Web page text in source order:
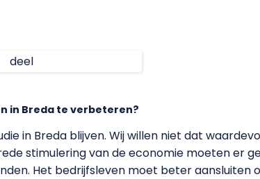
deel
in Breda te verbeteren?
in Breda blijven. Wij willen niet dat
stimulering van de economie moeten er
Het bedrijfsleven moet beter aansluiten